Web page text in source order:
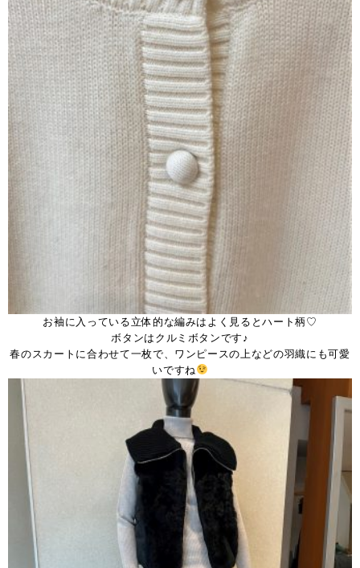
お袖に入っている立体的な編みはよく見るとハート柄♡
ボタンはクルミボタンです♪
春のスカートに合わせて一枚で、ワンピースの上などの羽織にも可愛
いですね